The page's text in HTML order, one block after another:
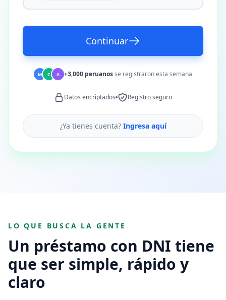
Continuar
M C A +3,000 peruanosse registraron esta semana
Datos encriptados Registro seguro
¿Ya tienes cuenta? Ingresa aquí
LO QUE BUSCA LA GENTE
Un préstamo con DNI tiene
que ser simple, rápido y
claro